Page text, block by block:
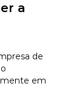
a
de
em